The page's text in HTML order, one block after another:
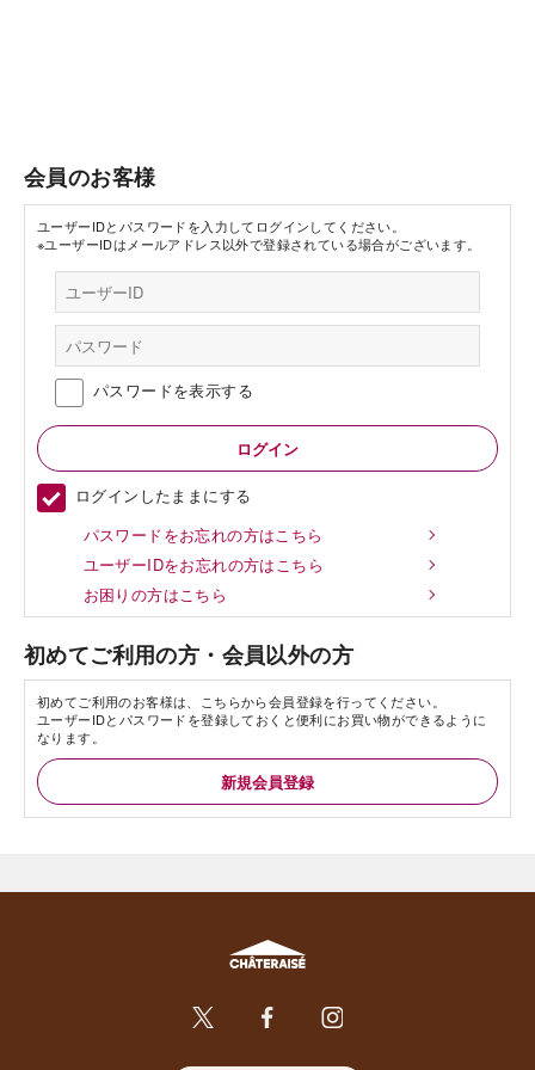
会員のお客様
ユーザーIDとパスワードを入力してログインしてください。
※ユーザーIDはメールアドレス以外で登録されている場合がございます。
パスワードを表示する
ログインしたままにする
パスワードをお忘れの方はこちら
ユーザーIDをお忘れの方はこちら
お困りの方はこちら
初めてご利用の方・会員以外の方
初めてご利用のお客様は、こちらから会員登録を行ってください。
ユーザーIDとパスワードを登録しておくと便利にお買い物ができるように
なります。